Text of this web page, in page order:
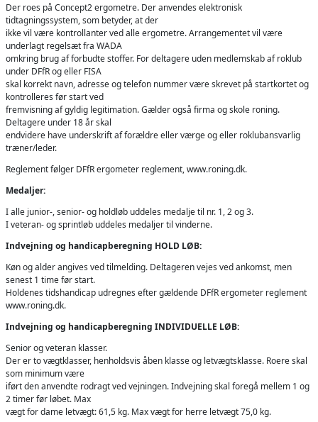
Der roes på Concept2 ergometre. Der anvendes elektronisk
tidtagningssystem, som betyder, at der
ikke vil være kontrollanter ved alle ergometre. Arrangementet vil være
underlagt regelsæt fra WADA
omkring brug af forbudte stoffer. For deltagere uden medlemskab af roklub
under DFfR og eller FISA
skal korrekt navn, adresse og telefon nummer være skrevet på startkortet og
kontrolleres før start ved
fremvisning af gyldig legitimation. Gælder også firma og skole roning.
Deltagere under 18 år skal
endvidere have underskrift af forældre eller værge og eller roklubansvarlig
træner/leder.
Reglement følger DFfR ergometer reglement, www.roning.dk.
Medaljer:
I alle junior-, senior- og holdløb uddeles medalje til nr. 1, 2 og 3.
I veteran- og sprintløb uddeles medaljer til vinderne.
Indvejning og handicapberegning HOLD LØB:
Køn og alder angives ved tilmelding. Deltageren vejes ved ankomst, men
senest 1 time før start.
Holdenes tidshandicap udregnes efter gældende DFfR ergometer reglement
www.roning.dk.
Indvejning og handicapberegning INDIVIDUELLE LØB:
Senior og veteran klasser.
Der er to vægtklasser, henholdsvis åben klasse og letvægtsklasse. Roere skal
som minimum være
iført den anvendte rodragt ved vejningen. Indvejning skal foregå mellem 1 og
2 timer før løbet. Max
vægt for dame letvægt: 61,5 kg. Max vægt for herre letvægt 75,0 kg.